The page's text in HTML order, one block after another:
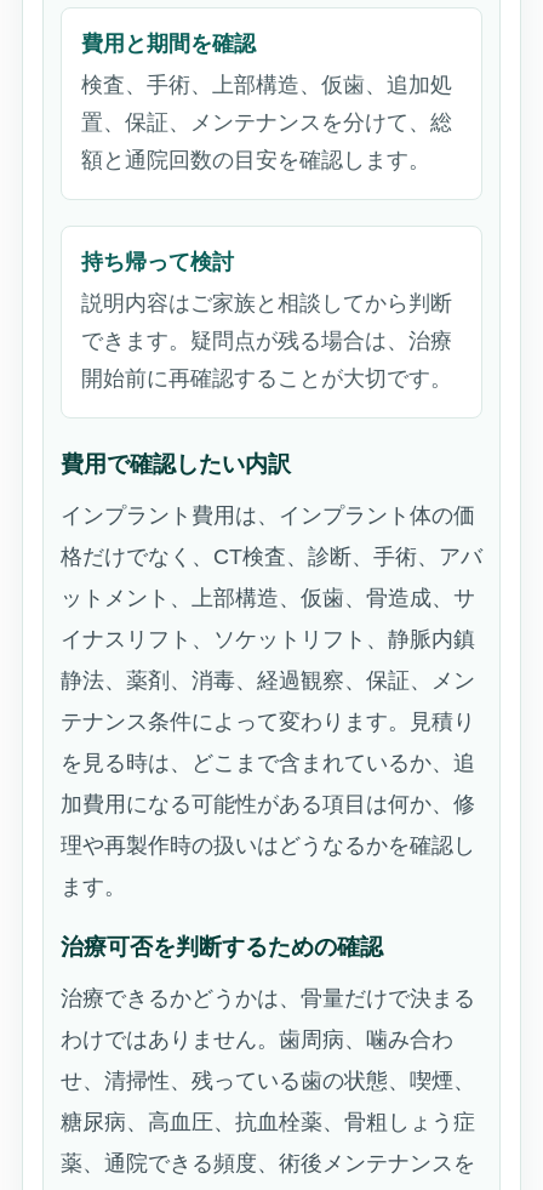
費用と期間を確認
検査、手術、上部構造、仮歯、追加処
置、保証、メンテナンスを分けて、総
額と通院回数の目安を確認します。
持ち帰って検討
説明内容はご家族と相談してから判断
できます。疑問点が残る場合は、治療
開始前に再確認することが大切です。
費用で確認したい内訳
インプラント費用は、インプラント体の価
格だけでなく、CT検査、診断、手術、アバ
ットメント、上部構造、仮歯、骨造成、サ
イナスリフト、ソケットリフト、静脈内鎮
静法、薬剤、消毒、経過観察、保証、メン
テナンス条件によって変わります。見積り
を見る時は、どこまで含まれているか、追
加費用になる可能性がある項目は何か、修
理や再製作時の扱いはどうなるかを確認し
ます。
治療可否を判断するための確認
治療できるかどうかは、骨量だけで決まる
わけではありません。歯周病、噛み合わ
せ、清掃性、残っている歯の状態、喫煙、
糖尿病、高血圧、抗血栓薬、骨粗しょう症
薬、通院できる頻度、術後メンテナンスを